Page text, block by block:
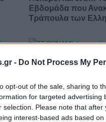
- Do Not Process My
opt-out of the sale, sharing to
for targeted
selection. Please note that
interest-based ads based
Εβδομάδα που
Τράπουλα των
ΤΣΟΥΝΑΜΙ